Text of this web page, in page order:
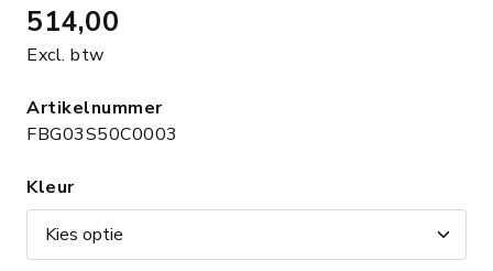
514,00
Excl. btw
Artikelnummer
FBG03S50C0003
Kleur